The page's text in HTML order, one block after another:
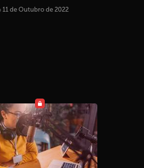
11 de Outubro de 2022